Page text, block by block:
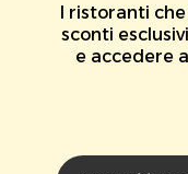
I ristoranti
sconti
e accedere